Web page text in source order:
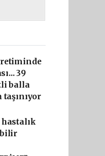
39
balla
hastalık